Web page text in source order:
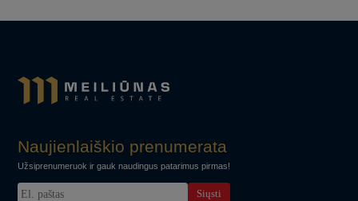
Naujienlaiškio prenumerata
Užsiprenumeruok ir gauk naudingus patarimus pirmas!
Siųsti